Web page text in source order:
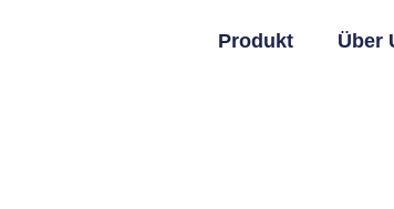
Produkt Über